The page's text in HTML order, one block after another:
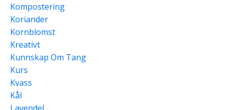
Kompostering
Koriander
Kornblomst
Kreativt
Kunnskap Om Tang
Kurs
Kvass
Kål
Lavendel